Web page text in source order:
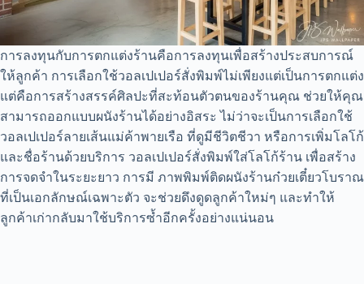
การลงทุนกับการตกแต่งร้านคือการลงทุนเพื่อสร้างประสบการณ์
ให้ลูกค้า การเลือกใช้วอลเปเปอร์สั่งพิมพ์ไม่เพียงแต่เป็นการตกแต่ง
แต่คือการสร้างสรรค์ศิลปะที่สะท้อนตัวตนของร้านคุณ ช่วยให้คุณ
สามารถออกแบบผนังร้านได้อย่างอิสระ ไม่ว่าจะเป็นการเลือกใช้
วอลเปเปอร์ลายเส้นแม่ค้าพายเรือ ที่ดูมีชีวิตชีวา หรือการเพิ่มโลโก้
และชื่อร้านด้วยบริการ วอลเปเปอร์สั่งพิมพ์ใส่โลโก้ร้าน เพื่อสร้าง
การจดจำในระยะยาว การมี ภาพพิมพ์ติดผนังร้านก๋วยเตี๋ยวโบราณ
ที่เป็นเอกลักษณ์เฉพาะตัว จะช่วยดึงดูดลูกค้าใหม่ๆ และทำให้
ลูกค้าเก่ากลับมาใช้บริการซ้ำอีกครั้งอย่างแน่นอน